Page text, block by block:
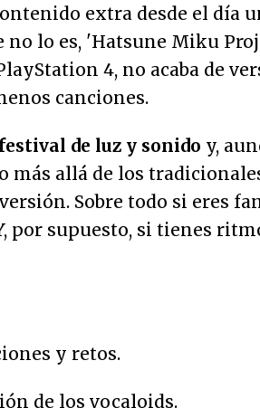
extra desde el día
no lo es, 'Hatsune Miku
4, no acaba de
canciones.
de luz y sonido y,
más allá de los
Sobre todo si eres
por supuesto, si tienes
y retos.
de los vocaloids.